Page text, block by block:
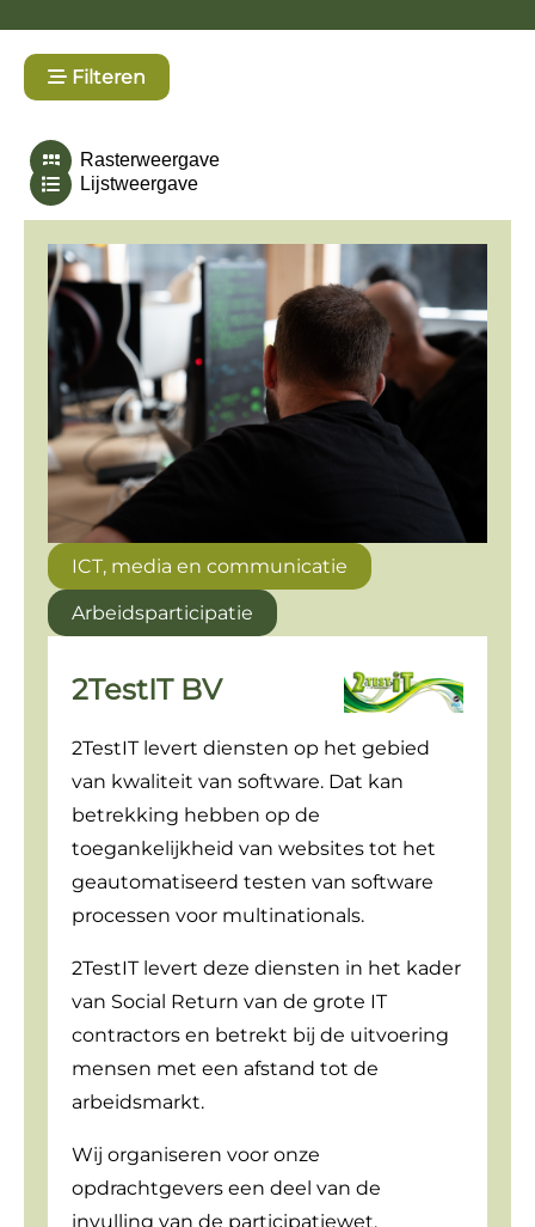
Filteren
ICT, media en communicatie
Arbeidsparticipatie
2TestIT BV
2TestIT levert diensten op het gebied
van kwaliteit van software. Dat kan
betrekking hebben op de
toegankelijkheid van websites tot het
geautomatiseerd testen van software
processen voor multinationals.
2TestIT levert deze diensten in het kader
van Social Return van de grote IT
contractors en betrekt bij de uitvoering
mensen met een afstand tot de
arbeidsmarkt.
Wij organiseren voor onze
opdrachtgevers een deel van de
invulling van de participatiewet.